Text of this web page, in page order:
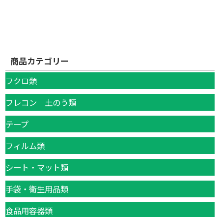
商品カテゴリー
フクロ類
フレコン 土のう類
テープ
フィルム類
シート・マット類
手袋・衛生用品類
食品用容器類